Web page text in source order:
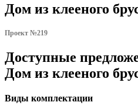
Дом из клееного
Проект №219
Доступные
Дом из клееного
Виды комплектации